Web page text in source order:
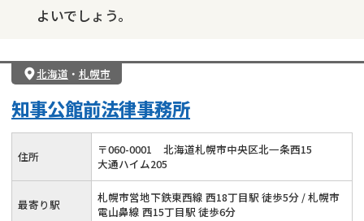
よいでしょう。
北海道 ・ 札幌市
知事公館前法律事務所
住所 〒060-0001
北海道札幌市中央区北一条西15
大通ハイム205
最寄り駅
札幌市営地下鉄東西線 西18丁目駅 徒歩5分 / 札幌市
電山鼻線 西15丁目駅 徒歩6分